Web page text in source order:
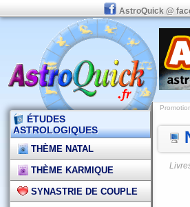
AstroQuick @
ÉTUDES
ASTROLOGIQUES
THÈME NATAL
THÈME KARMIQUE
SYNASTRIE DE COUPLE